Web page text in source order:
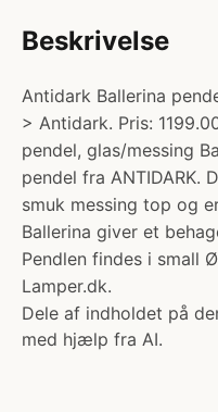
Beskrivelse
Antidark Ballerina
> Antidark. Pris:
pendel, glas/messing
pendel fra ANTIDARK.
smuk messing top og
Ballerina giver et
Pendlen findes i small
Lamper.dk.
Dele af indholdet på
med hjælp fra AI.